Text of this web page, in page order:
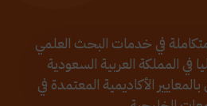
متكاملة في خدمات البحث العلمي
في المملكة العربية السعودية
الأكاديمية المعتمدة في